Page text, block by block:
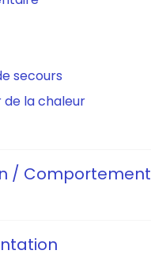
secours
de la chaleur
/ Comportement